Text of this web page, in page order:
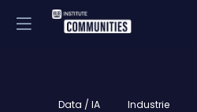
Data / IA Industrie